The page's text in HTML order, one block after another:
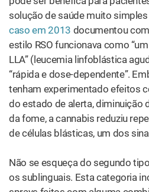
estão ressurgindo por um
funcionam.
Quanto mais tempo um óleo é
maior a sua taxa de absorção.
própria boca contém vasos
como alvos que são facilmente
canabinoides. Isso permite que
tinturas atinja
30-40
Alguns pacientes preferem uma
pulverizável à base de álcool
à base de óleo. É provável que